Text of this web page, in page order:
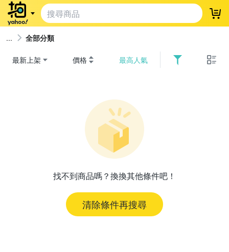
登
全部分類
最新上架 價格 最高人氣
找不到商品嗎？換換其他條件吧！
清除條件再搜尋